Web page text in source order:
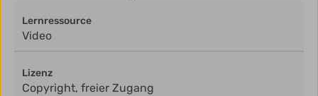
Lernressource
Video
Lizenz
Copyright, freier Zugang